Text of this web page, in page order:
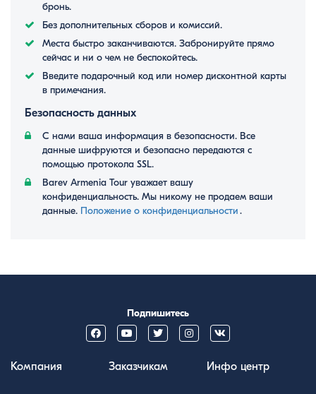
бронь.
Без дополнительных сборов и комиссий.
Места быстро заканчиваются. Забронируйте прямо
сейчас и ни о чем не беспокойтесь.
Введите подарочный код или номер дисконтной карты
в примечания.
Безопасность данных
С нами ваша информация в безопасности. Все
данные шифруются и безопасно передаются с
помощью протокола SSL.
Barev Armenia Tour уважает вашу
конфиденциальность. Мы никому не продаем ваши
данные. Положение о конфиденциальности․
Подпишитесь
Компания Заказчикам Инфо центр